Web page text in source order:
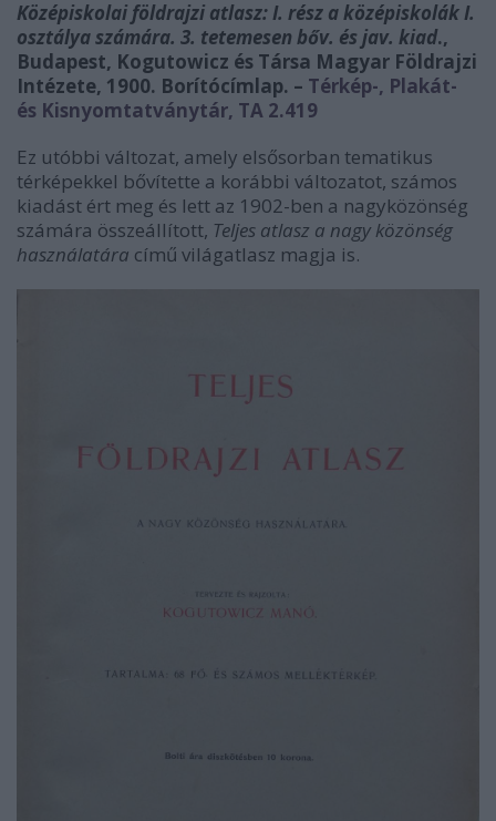
Középiskolai földrajzi atlasz: I. rész a középiskolák I.
osztálya számára. 3. tetemesen bőv. és jav. kiad.,
Budapest, Kogutowicz és Társa Magyar Földrajzi
Intézete, 1900. Borítócímlap. – Térkép-, Plakát-
és Kisnyomtatványtár, TA 2.419
Ez utóbbi változat, amely elsősorban tematikus
térképekkel bővítette a korábbi változatot, számos
kiadást ért meg és lett az 1902-ben a nagyközönség
számára összeállított, Teljes atlasz a nagy közönség
használatára című világatlasz magja is.